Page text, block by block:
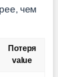
чем
Потеря
value